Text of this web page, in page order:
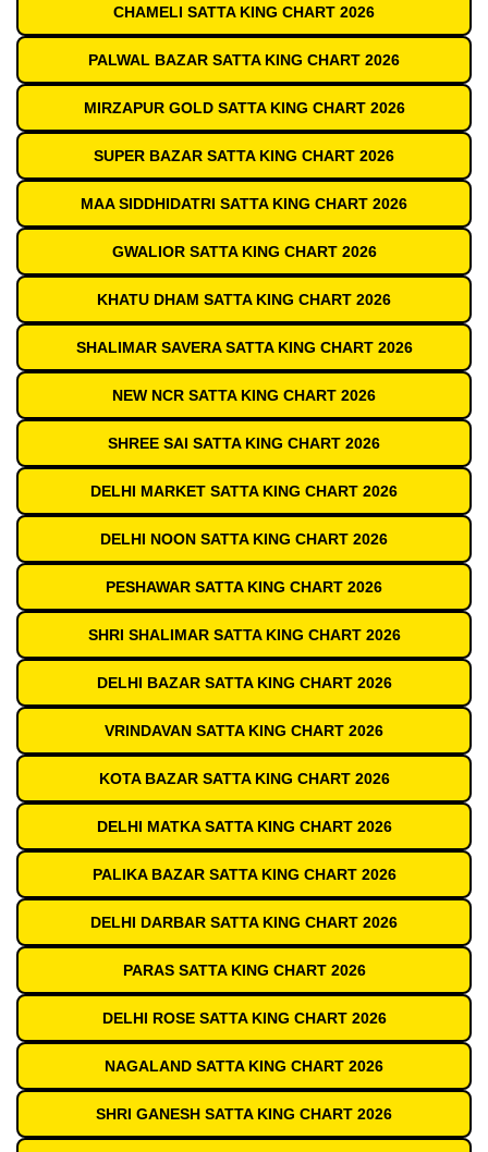
CHAMELI SATTA KING CHART 2026
PALWAL BAZAR SATTA KING CHART 2026
MIRZAPUR GOLD SATTA KING CHART 2026
SUPER BAZAR SATTA KING CHART 2026
MAA SIDDHIDATRI SATTA KING CHART 2026
GWALIOR SATTA KING CHART 2026
KHATU DHAM SATTA KING CHART 2026
SHALIMAR SAVERA SATTA KING CHART 2026
NEW NCR SATTA KING CHART 2026
SHREE SAI SATTA KING CHART 2026
DELHI MARKET SATTA KING CHART 2026
DELHI NOON SATTA KING CHART 2026
PESHAWAR SATTA KING CHART 2026
SHRI SHALIMAR SATTA KING CHART 2026
DELHI BAZAR SATTA KING CHART 2026
VRINDAVAN SATTA KING CHART 2026
KOTA BAZAR SATTA KING CHART 2026
DELHI MATKA SATTA KING CHART 2026
PALIKA BAZAR SATTA KING CHART 2026
DELHI DARBAR SATTA KING CHART 2026
PARAS SATTA KING CHART 2026
DELHI ROSE SATTA KING CHART 2026
NAGALAND SATTA KING CHART 2026
SHRI GANESH SATTA KING CHART 2026